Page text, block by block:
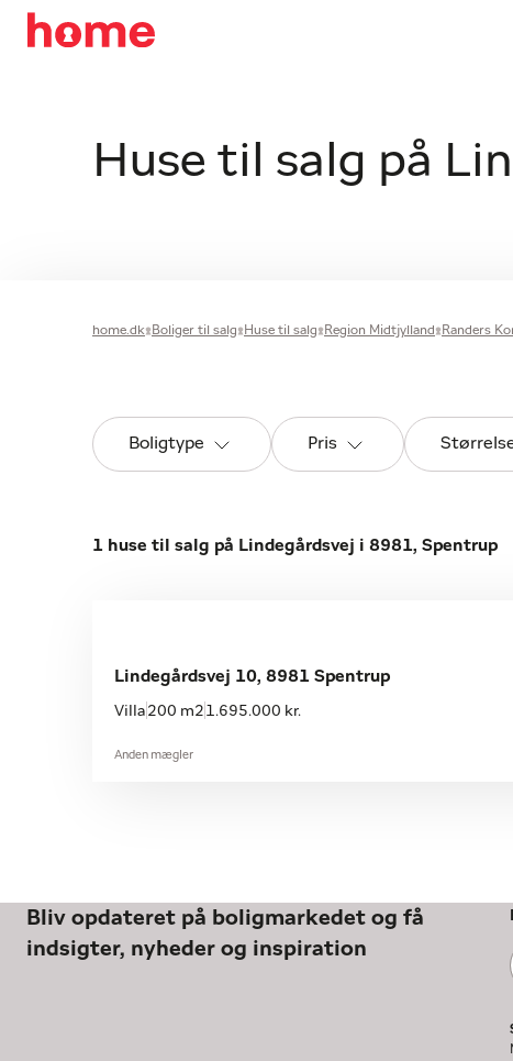
Huse til salg på
home.dk Boliger til salg Huse til salg Region Midtjylland Randers
Boligtype Pris
1 huse til salg på Lindegårdsvej i 8981, Spentrup
Lindegårdsvej 10, 8981 Spentrup
Villa 200 m2 1.695.000 kr.
Anden mægler
Bliv opdateret på boligmarkedet og få
indsigter, nyheder og inspiration